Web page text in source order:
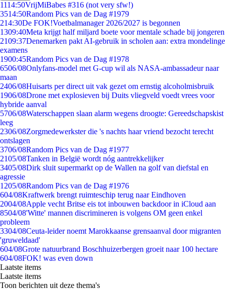
1114:50VrijMiBabes #316 (not very sfw!)
3514:50Random Pics van de Dag #1979
214:30De FOK!Voetbalmanager 2026/2027 is begonnen
1309:40Meta krijgt half miljard boete voor mentale schade bij jongeren
2109:37Denemarken pakt AI-gebruik in scholen aan: extra mondelinge
examens
1900:45Random Pics van de Dag #1978
6506/08Onlyfans-model met G-cup wil als NASA-ambassadeur naar
maan
2406/08Huisarts per direct uit vak gezet om ernstig alcoholmisbruik
1906/08Drone met explosieven bij Duits vliegveld voedt vrees voor
hybride aanval
5706/08Waterschappen slaan alarm wegens droogte: Gereedschapskist
leeg
2306/08Zorgmedewerkster die 's nachts haar vriend bezocht terecht
ontslagen
3706/08Random Pics van de Dag #1977
2105/08Tanken in België wordt nóg aantrekkelijker
3405/08Dirk sluit supermarkt op de Wallen na golf van diefstal en
agressie
1205/08Random Pics van de Dag #1976
604/08Kraftwerk brengt ruimteschip terug naar Eindhoven
2004/08Apple vecht Britse eis tot inbouwen backdoor in iCloud aan
8504/08'Witte' mannen discrimineren is volgens OM geen enkel
probleem
3304/08Ceuta-leider noemt Marokkaanse grensaanval door migranten
'gruweldaad'
604/08Grote natuurbrand Boschhuizerbergen groeit naar 100 hectare
604/08FOK! was even down
Laatste items
Laatste items
Toon berichten uit deze thema's